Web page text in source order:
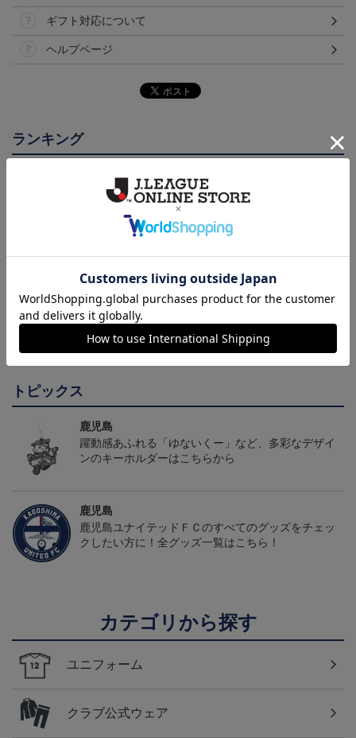
ギフト対応について
ヘルプページ
ランキング
バクーダ タオルマフラ
ー
ニフォーム（FP1st）
13,200円～17,600円
ニフォーム（FP2nd）
13,200円～17,600円
トピックス
鹿児島
躍動感あふれる「ゆないくー」など、多彩なデザイ
ンのキーホルダーはこちらから
鹿児島
鹿児島ユナイテッドＦＣのすべてのグッズをチェッ
クしたい方に！全グッズ一覧はこちら！
カテゴリから探す
ユニフォーム
クラブ公式ウェア